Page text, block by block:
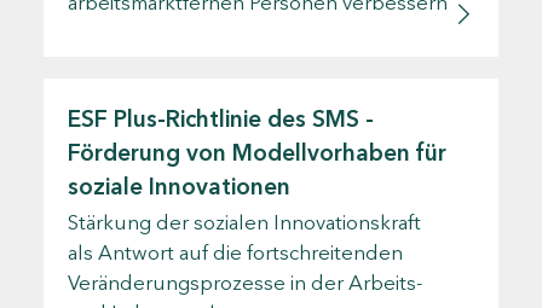
ESF Plus-Richtlinie des SMS -
Förderung von Modellvorhaben für
soziale Innovationen
Stärkung der sozialen Innovationskraft
als Antwort auf die fortschreitenden
Veränderungsprozesse in der Arbeits-